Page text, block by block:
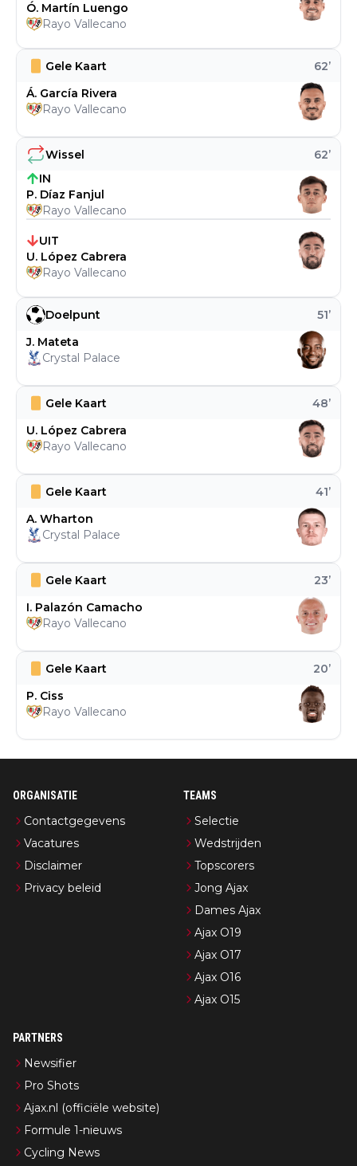
Gele Kaart 20’
P. Ciss
Rayo Vallecano
Gele Kaart 23’
I. Palazón Camacho
Rayo Vallecano
Gele Kaart 41’
A. Wharton
Crystal Palace
Gele Kaart 48’
U. López Cabrera
Rayo Vallecano
Doelpunt 51’
J. Mateta
Crystal Palace
Wissel 62’
IN
P. Díaz Fanjul
Rayo Vallecano
UIT
U. López Cabrera
Rayo Vallecano
Gele Kaart 62’
Á. García Rivera
Rayo Vallecano
Ó. Martín Luengo
Rayo Vallecano
ORGANISATIE
Contactgegevens
Vacatures
Disclaimer
Privacy beleid
TEAMS
Selectie
Wedstrijden
Topscorers
Jong Ajax
Dames Ajax
Ajax O19
Ajax O17
Ajax O16
Ajax O15
PARTNERS
Newsifier
Pro Shots
Ajax.nl (officiële website)
Formule 1-nieuws
Cycling News